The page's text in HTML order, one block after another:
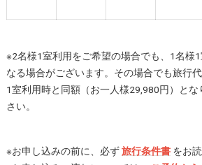
※2名様1室利用をご希望の場合でも、1名様
なる場合がございます。その場合でも旅行
1室利用時と同額（お一人様29,980円）と
さい。
※お申し込みの前に、必ず旅行条件書をお読